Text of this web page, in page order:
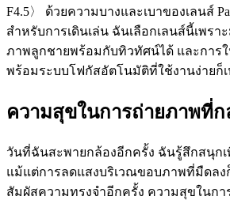
F4.5〉 ด้วยความบางและเบาของเลนส์
สำหรับการเดินเล่น ฉันเลือกเลนส์นี้เพร
ภาพลูกชายพร้อมกับทิวทัศน์ได้ และการใ
พร้อมระบบโฟกัสอัตโนมัติที่ใช้งานง่ายก็
ความสุขในการถ่ายภาพที่
วันที่ฉันสะพายกล้องอีกครั้ง ฉันรู้สึกสนุก
แม้แต่การลดแสงบริเวณขอบภาพที่มืดล
สัมผัสความทรงจำอีกครั้ง ความสุขในกา